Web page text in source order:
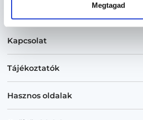
Megtagad
Kapcsolat
Tájékoztatók
Hasznos oldalak